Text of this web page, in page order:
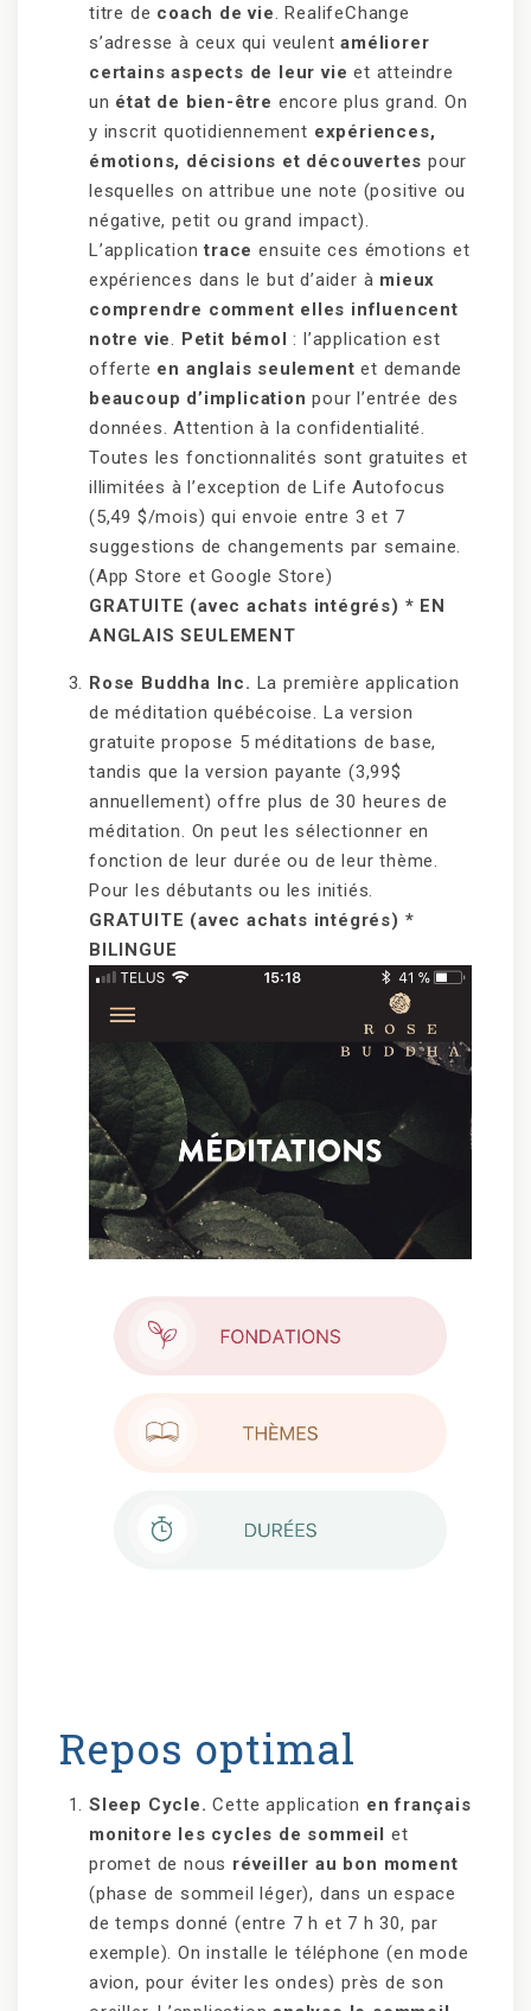
titre de coach de vie . RealifeChange
s’adresse à ceux qui veulentaméliorer
certains aspects de leur vie et atteindre
un état de bien-être encore plus grand. On
y inscrit quotidiennement expériences,
émotions, décisions et découvertes pour
lesquelles on attribue une note (positive ou
négative, petit ou grand impact).
L’applicationtrace ensuite ces émotions et
expériences dans le but d’aider à mieux
comprendre comment elles influencent
notre vie
Petit bémol: l’application est
offerte en anglais seulement et demande
beaucoup d’implication pour l’entrée des
données. Attention à la confidentialité.
Toutes les fonctionnalités sont gratuites et
illimitées à l’exception de Life Autofocus
(5,49 $/mois) qui envoie entre 3 et 7
suggestions de changements par semaine.
(App Store et Google Store)
GRATUITE (avec achats intégrés) * EN
ANGLAIS SEULEMENT
Rose Buddha Inc. La première application
de méditation québécoise. La version
gratuite propose 5 méditations de base,
tandis que la version payante (3,99$
annuellement) offre plus de 30 heures de
méditation. On peut les sélectionner en
fonction de leur durée ou de leur thème.
Pour les débutants ou les initiés.
GRATUITE (avec achats intégrés) *
BILINGUE
Repos optimal
Sleep Cycle. Cette application en français
monitore les cycles de sommeil et
promet de nous réveiller au bon moment
(phase de sommeil léger), dans un espace
de temps donné (entre 7 h et 7 h 30, par
exemple). On installe le téléphone (en mode
avion, pour éviter les ondes) près de son